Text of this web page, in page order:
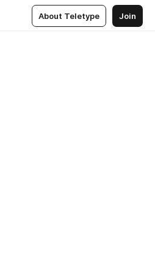
About Teletype Join